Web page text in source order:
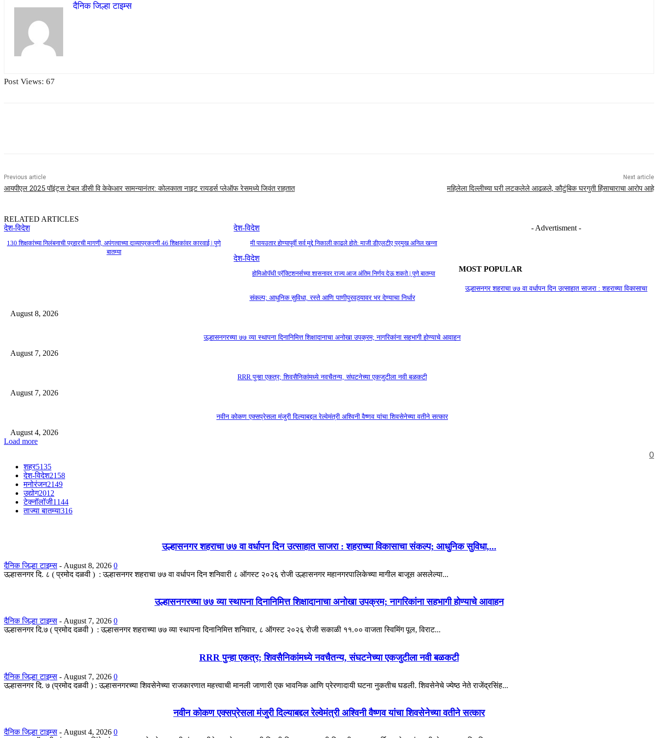
दैनिक जिल्हा टाइम्स
Post Views: 67
Previous article
आयपीएल 2025 पॉइंट्स टेबल डीसी वि केकेआर सामन्यानंतर: कोलकाता नाइट रायडर्स प्लेऑफ रेसमध्ये जिवंत राहतात
Next article
महिलेला दिल्लीच्या घरी लटकलेले आढळले, कौटुंबिक घरगुती हिंसाचाराचा आरोप आहे
RELATED ARTICLES
देश-विदेश
130 शिक्षकांच्या निलंबनाची प्रहारची मागणी, अपंगत्वाच्या दाव्याप्रकरणी 46 शिक्षकांवर कारवाई | पुणे
बातम्या
देश-विदेश
मी पायउतार होण्यापूर्वी सर्व मुद्दे निकाली काढले होते: माजी डीएलटीए प्रमुख अनिल खन्ना
देश-विदेश
होमिओपॅथी प्रॅक्टिशनर्सच्या शासनावर राज्य आज अंतिम निर्णय देऊ शकते | पुणे बातम्या
- Advertisment -
MOST POPULAR
उल्हासनगर शहराचा ७७ वा वर्धापन दिन उत्साहात साजरा : शहराच्या विकासाचा
संकल्प; आधुनिक सुविधा, रस्ते आणि पाणीपुरवठ्यावर भर देण्याचा निर्धार
August 8, 2026
उल्हासनगरच्या ७७ व्या स्थापना दिनानिमित्त शिक्षादानाचा अनोखा उपक्रम; नागरिकांना सहभागी होण्याचे आवाहन
August 7, 2026
RRR पुन्हा एकत्र; शिवसैनिकांमध्ये नवचैतन्य, संघटनेच्या एकजुटीला नवी बळकटी
August 7, 2026
नवीन कोकण एक्सप्रेसला मंजुरी दिल्याबद्दल रेल्वेमंत्री अश्विनी वैष्णव यांचा शिवसेनेच्या वतीने सत्कार
August 4, 2026
Load more
0
शहर5135
देश-विदेश2158
मनोरंजन2149
उद्योग2012
टेक्नॉलॉजी1144
ताज्या बातम्या316
उल्हासनगर शहराचा ७७ वा वर्धापन दिन उत्साहात साजरा : शहराच्या विकासाचा संकल्प; आधुनिक सुविधा,...
दैनिक जिल्हा टाइम्स - August 8, 2026 0
उल्हासनगर दि. ८ ( प्रमोद दळवी ) : उल्हासनगर शहराचा ७७ वा वर्धापन दिन शनिवारी ८ ऑगस्ट २०२६ रोजी उल्हासनगर महानगरपालिकेच्या मागील बाजूस असलेल्या...
उल्हासनगरच्या ७७ व्या स्थापना दिनानिमित्त शिक्षादानाचा अनोखा उपक्रम; नागरिकांना सहभागी होण्याचे आवाहन
दैनिक जिल्हा टाइम्स - August 7, 2026 0
उल्हासनगर दि.७ ( प्रमोद दळवी ) : उल्हासनगर शहराच्या ७७ व्या स्थापना दिनानिमित्त शनिवार, ८ ऑगस्ट २०२६ रोजी सकाळी ११.०० वाजता स्विमिंग पूल, विराट...
RRR पुन्हा एकत्र; शिवसैनिकांमध्ये नवचैतन्य, संघटनेच्या एकजुटीला नवी बळकटी
दैनिक जिल्हा टाइम्स - August 7, 2026 0
उल्हासनगर दि. ७ (प्रमोद दळवी ) : उल्हासनगरच्या शिवसेनेच्या राजकारणात महत्त्वाची मानली जाणारी एक भावनिक आणि प्रेरणादायी घटना नुकतीच घडली. शिवसेनेचे ज्येष्ठ नेते राजेंद्रसिंह...
नवीन कोकण एक्सप्रेसला मंजुरी दिल्याबद्दल रेल्वेमंत्री अश्विनी वैष्णव यांचा शिवसेनेच्या वतीने सत्कार
दैनिक जिल्हा टाइम्स - August 4, 2026 0